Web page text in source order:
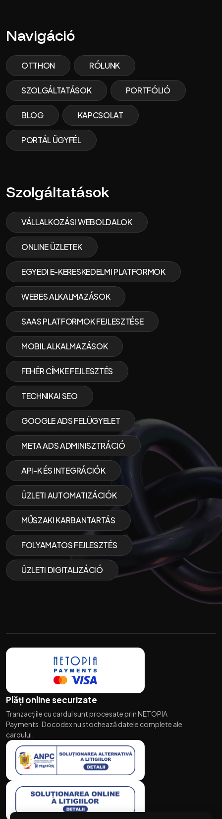
Navigáció
OTTHON RÓLUNK
SZOLGÁLTATÁSOK PORTFÓLIÓ
BLOG KAPCSOLAT
PORTÁL ÜGYFÉL
Szolgáltatások
VÁLLALKOZÁSI WEBOLDALOK
ONLINE ÜZLETEK
EGYEDI E-KERESKEDELMI PLATFORMOK
WEBES ALKALMAZÁSOK
SAAS PLATFORMOK FEJLESZTÉSE
MOBIL ALKALMAZÁSOK
FEHÉR CÍMKE FEJLESZTÉS
TECHNIKAI SEO
GOOGLE ADS FELÜGYELET
META ADS ADMINISZTRÁCIÓ
API-K ÉS INTEGRÁCIÓK
ÜZLETI AUTOMATIZÁCIÓK
MŰSZAKI KARBANTARTÁS
FOLYAMATOS FEJLESZTÉS
ÜZLETI DIGITALIZÁCIÓ
Plăți online securizate
Tranzacțiile cu cardul sunt procesate prin NETOPIA
Payments. Docodex nu stochează datele complete ale
cardului.